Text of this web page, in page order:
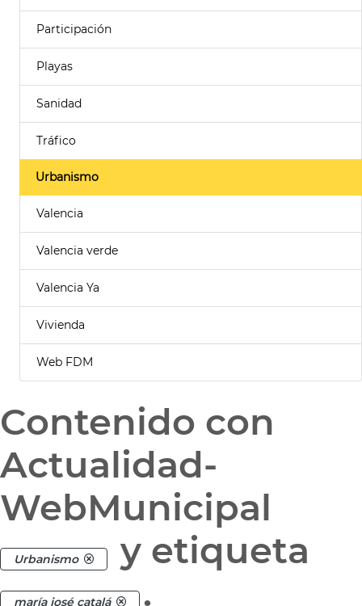
Participación
Playas
Sanidad
Tráfico
Urbanismo
Valencia
Valencia verde
Valencia Ya
Vivienda
Web FDM
Contenido con
Actualidad-
WebMunicipal
Urbanismo y etiqueta
maría josé catalá .